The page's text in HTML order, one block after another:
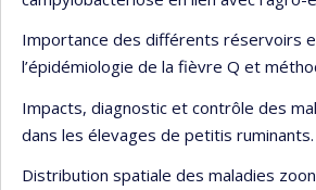
Importance des différents réservoirs
l’épidémiologie de la fièvre Q et
Impacts, diagnostic et contrôle des
dans les élevages de petitis ruminants.
Distribution spatiale des maladies